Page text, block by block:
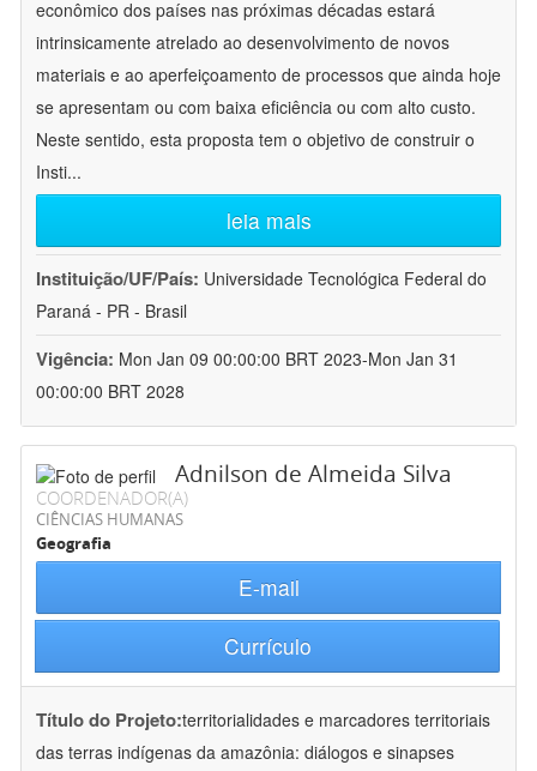
econômico dos países nas próximas décadas estará
intrinsicamente atrelado ao desenvolvimento de novos
materiais e ao aperfeiçoamento de processos que ainda hoje
se apresentam ou com baixa eficiência ou com alto custo.
Neste sentido, esta proposta tem o objetivo de construir o
Insti...
leia mais
Instituição/UF/País: Universidade Tecnológica Federal do
Paraná - PR - Brasil
Vigência: Mon Jan 09 00:00:00 BRT 2023-Mon Jan 31
00:00:00 BRT 2028
Adnilson de Almeida Silva
COORDENADOR(A)
CIÊNCIAS HUMANAS
Geografia
E-mail
Currículo
Título do Projeto:territorialidades e marcadores territoriais
das terras indígenas da amazônia: diálogos e sinapses